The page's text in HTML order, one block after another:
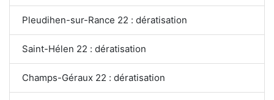
Pleudihen-sur-Rance 22 : dératisation
Saint-Hélen 22 : dératisation
Champs-Géraux 22 : dératisation